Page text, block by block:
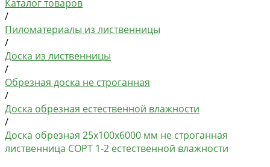
Каталог товаров
/
Пиломатериалы из лиственницы
/
Доска из лиственницы
/
Обрезная доска не строганная
/
Доска обрезная естественной влажности
/
Доска обрезная 25х100х6000 мм не строганная
лиственница СОРТ 1-2 естественной влажности